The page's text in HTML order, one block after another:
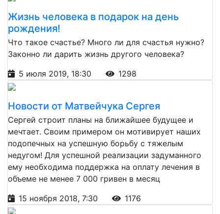
Жизнь человека в подарок на день
рождения!
Что такое счастье? Много ли для счастья нужно?
Законно ли дарить жизнь другого человека?
5 июля 2019, 18:30
1298
Новости от Матвейчука Сергея
Сергей строит планы на ближайшее будущее и
мечтает. Своим примером он мотивирует наших
подопечных на успешную борьбу с тяжелым
недугом! Для успешной реализации задуманного
ему необходима поддержка на оплату лечения в
объеме не менее 7 000 гривен в месяц
15 ноября 2018, 7:30
1176